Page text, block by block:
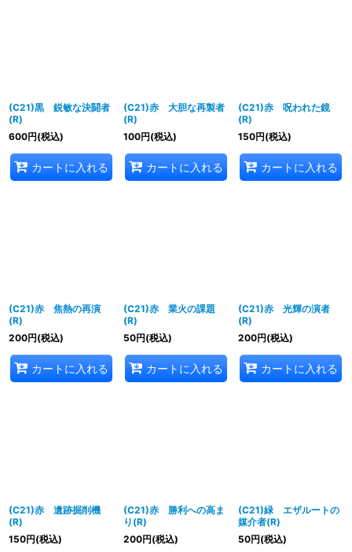
(C21)黒 鋭敏な決闘者
(R)
600円(税込)
カートに入れる
(C21)赤 大胆な再製者
(R)
100円(税込)
カートに入れる
(C21)赤 呪われた鏡
(R)
150円(税込)
カートに入れる
(C21)赤 焦熱の再演
(R)
200円(税込)
カートに入れる
(C21)赤 業火の課題
(R)
50円(税込)
カートに入れる
(C21)赤 光輝の演者
(R)
200円(税込)
カートに入れる
(C21)赤 遺跡掘削機
(R)
150円(税込)
(C21)赤 勝利への高ま
り(R)
200円(税込)
(C21)緑 エザルートの
媒介者(R)
50円(税込)